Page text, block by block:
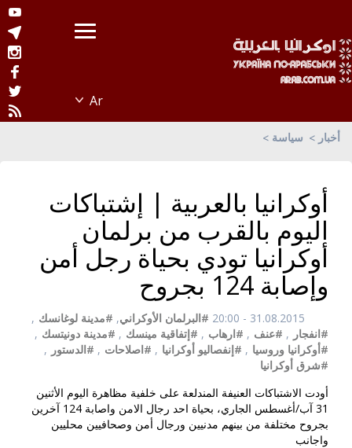
أخبار سياسة
أوكرانيا بالعربية | إشتباكات
اليوم بالقرب من برلمان
أوكرانيا تودي بحياة رجل أمن
وإصابة 124 بجروح
31.08.2015 - 20:00 #البرلمان الأوكراني, #مدينة لوغانسك ,
#انفجار , #عنف , #ارهاب , #إتفاقية مينسك , #مدينة دونيتسك ,
#أوكرانيا وروسيا , #إنفصاليو أوكرانيا , #اصلاحات , #الدستور ,
#شرق أوكرانيا
أودت الاشتباكات العنيفة المندلعة على خلفية مظاهرة اليوم الأثنين
31 آب/أغسطس الجاري، بحياة احد رجال الامن واصابة 124 آخرين
بجروح مختلفة من بينهم مدنيين ورجال أمن وصحافيين محليين
واجانب